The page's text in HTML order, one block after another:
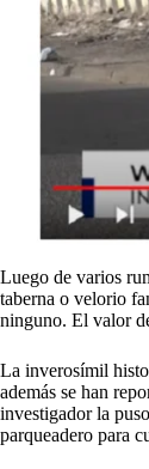
Luego de varios
taberna o velorio
ninguno. El valor
La inverosímil
además se han
investigador la
parqueadero para